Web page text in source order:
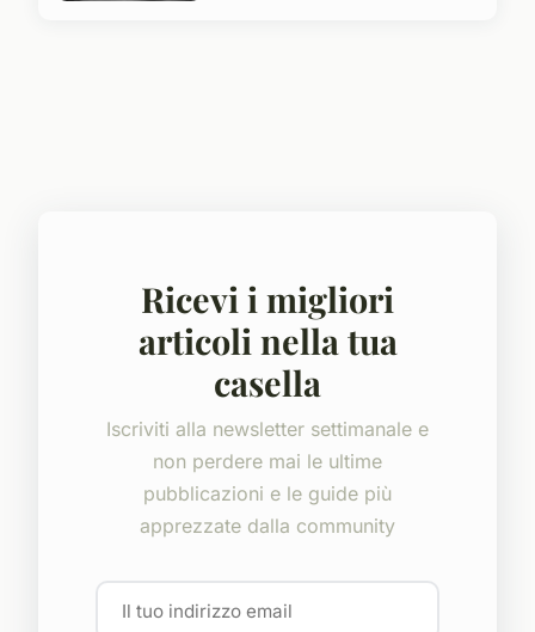
Ricevi i migliori
articoli nella tua
casella
Iscriviti alla newsletter settimanale e
non perdere mai le ultime
pubblicazioni e le guide più
apprezzate dalla community